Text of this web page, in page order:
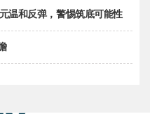
温和反弹，警惕筑底可能性